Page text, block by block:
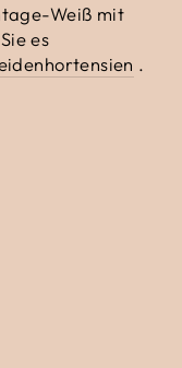
Weiß mit
es
.